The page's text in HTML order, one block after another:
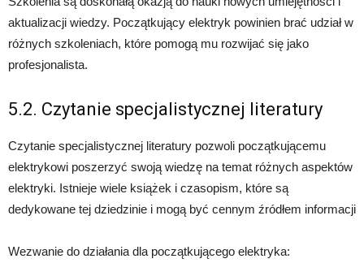
aktualizacji wiedzy. Początkujący elektryk powinien brać udział w
różnych szkoleniach, które pomogą mu rozwijać się jako
profesjonalista.
5.2. Czytanie specjalistycznej literatury
Czytanie specjalistycznej literatury pozwoli początkującemu
elektrykowi poszerzyć swoją wiedzę na temat różnych aspektów
elektryki. Istnieje wiele książek i czasopism, które są
dedykowane tej dziedzinie i mogą być cennym źródłem informacji
Wezwanie do działania dla początkującego elektryka: